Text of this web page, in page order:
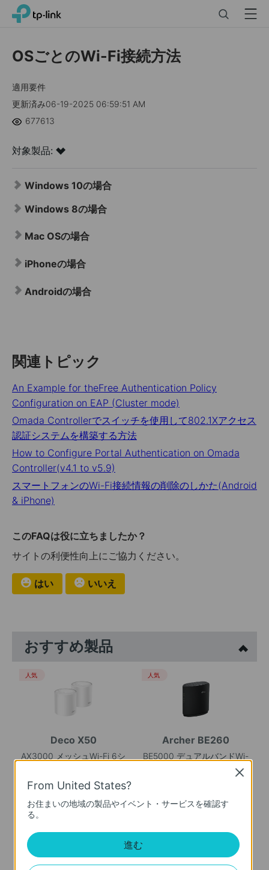
Click
navigation
TP-Link, Reliably Smart Menu
OSごとのWi-Fi接続方法
適用要件
更新済み06-19-2025 06:59:51 AM
677613
対象製品:
Windows 10の場合
Windows 8の場合
Mac OSの場合
iPhoneの場合
Androidの場合
関連トピック
An Example for theFree Authentication Policy
Configuration on EAP (Cluster mode)
Omada Controllerでスイッチを使用して802.1Xアクセス
認証システムを構築する方法
How to Configure Portal Authentication on Omada
Controller(v4.1 to v5.9)
スマートフォンのWi-Fi接続情報の削除のしかた(Android
& iPhone)
このFAQは役に立ちましたか？
サイトの利便性向上にご協力ください。
はい いいえ
おすすめ製品
Deco X50
AX3000 メッシュWi-Fi 6シ
人気
Archer BE260
BE5000 デュアルバンドWi-
人気
Archer BE400
From United States?
お住まいの地域の製品やイベント・サービスを確認す
る。
進む
Close